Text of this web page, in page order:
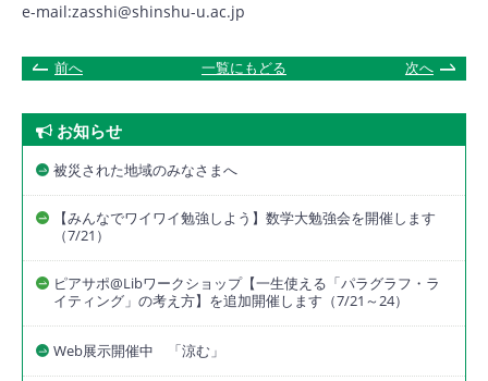
e-mail:zasshi@shinshu-u.ac.jp
前へ 一覧にもどる 次へ
お知らせ
被災された地域のみなさまへ
【みんなでワイワイ勉強しよう】数学大勉強会を開催します
（7/21）
ピアサポ@Libワークショップ【一生使える「パラグラフ・ラ
イティング」の考え方】を追加開催します（7/21～24）
Web展示開催中 「涼む」